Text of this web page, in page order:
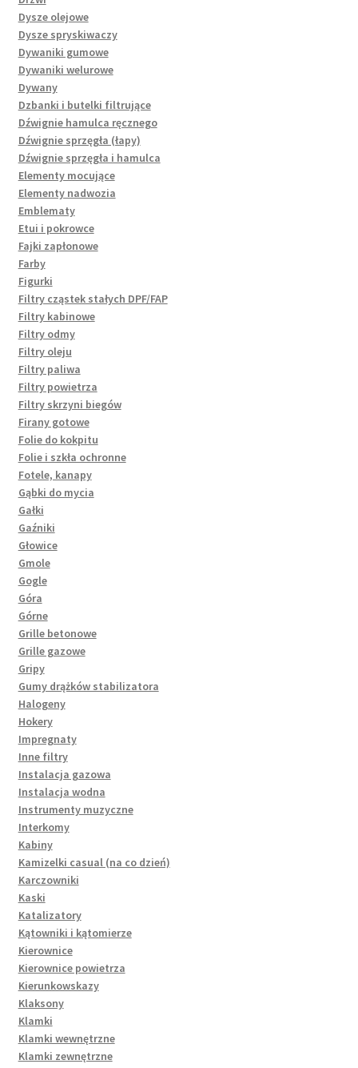
Dysze olejowe
Dysze spryskiwaczy
Dywaniki gumowe
Dywaniki welurowe
Dywany
Dzbanki i butelki filtrujące
Dźwignie hamulca ręcznego
Dźwignie sprzęgła (łapy)
Dźwignie sprzęgła i hamulca
Elementy mocujące
Elementy nadwozia
Emblematy
Etui i pokrowce
Fajki zapłonowe
Farby
Figurki
Filtry cząstek stałych DPF/FAP
Filtry kabinowe
Filtry odmy
Filtry oleju
Filtry paliwa
Filtry powietrza
Filtry skrzyni biegów
Firany gotowe
Folie do kokpitu
Folie i szkła ochronne
Fotele, kanapy
Gąbki do mycia
Gałki
Gaźniki
Głowice
Gmole
Gogle
Góra
Górne
Grille betonowe
Grille gazowe
Gripy
Gumy drążków stabilizatora
Halogeny
Hokery
Impregnaty
Inne filtry
Instalacja gazowa
Instalacja wodna
Instrumenty muzyczne
Interkomy
Kabiny
Kamizelki casual (na co dzień)
Karczowniki
Kaski
Katalizatory
Kątowniki i kątomierze
Kierownice
Kierownice powietrza
Kierunkowskazy
Klaksony
Klamki
Klamki wewnętrzne
Klamki zewnętrzne